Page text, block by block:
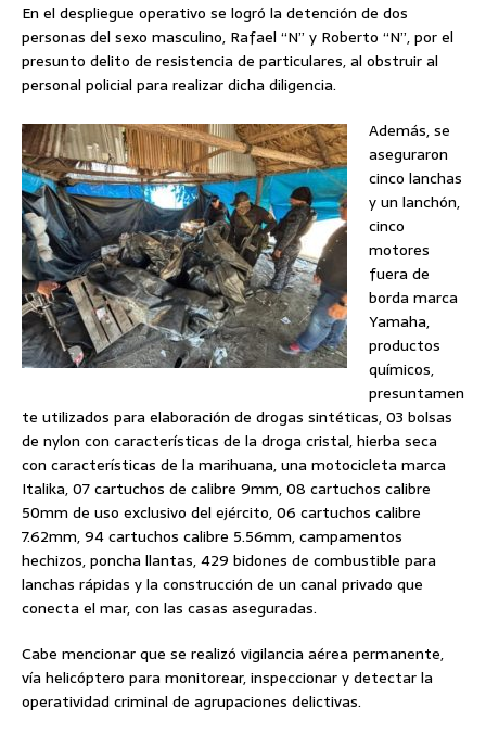
En el despliegue operativo se logró la detención de dos
personas del sexo masculino, Rafael “N” y Roberto “N”, por el
presunto delito de resistencia de particulares, al obstruir al
personal policial para realizar dicha diligencia.
Además, se
aseguraron
cinco lanchas
y un lanchón,
cinco
motores
fuera de
borda marca
Yamaha,
productos
químicos,
presuntamen
te utilizados para elaboración de drogas sintéticas, 03 bolsas
de nylon con características de la droga cristal, hierba seca
con características de la marihuana, una motocicleta marca
Italika, 07 cartuchos de calibre 9mm, 08 cartuchos calibre
50mm de uso exclusivo del ejército, 06 cartuchos calibre
7.62mm, 94 cartuchos calibre 5.56mm, campamentos
hechizos, poncha llantas, 429 bidones de combustible para
lanchas rápidas y la construcción de un canal privado que
conecta el mar, con las casas aseguradas.
Cabe mencionar que se realizó vigilancia aérea permanente,
vía helicóptero para monitorear, inspeccionar y detectar la
operatividad criminal de agrupaciones delictivas.